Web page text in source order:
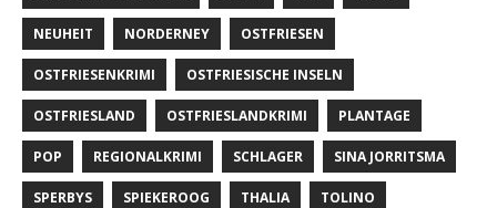
NEUHEIT NORDERNEY OSTFRIESEN
OSTFRIESENKRIMI OSTFRIESISCHE INSELN
OSTFRIESLAND OSTFRIESLANDKRIMI PLANTAGE
POP REGIONALKRIMI SCHLAGER SINA JORRITSMA
SPERBYS SPIEKEROOG THALIA TOLINO